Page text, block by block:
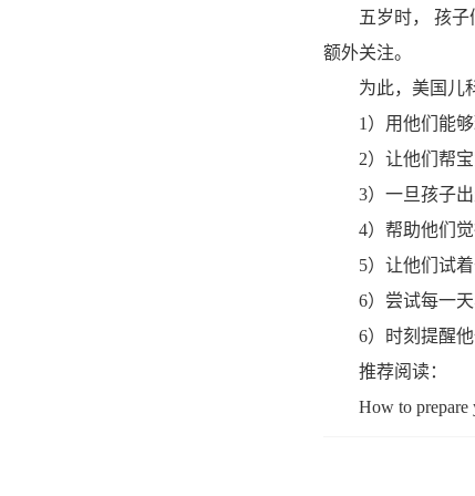
五岁时， 孩子们
额外关注。
为此，美国儿科
1）用他们能够
2）让他们帮宝
3）一旦孩子出
4）帮助他们觉
5）让他们试着
6）尝试每一天
6）时刻提醒他
推荐阅读：
How to prepare